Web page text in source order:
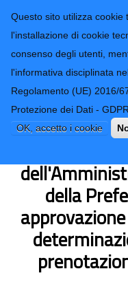
Questo sito utilizza cookie
l'installazione di cookie
consenso degli utenti,
l'informativa disciplinata
Regolamento (UE) 2016/
Protezione dei Dati -
OK, accetto i cookie
Provincia
Imperia
Form di ricerca
interventi di
straordinaria e
della